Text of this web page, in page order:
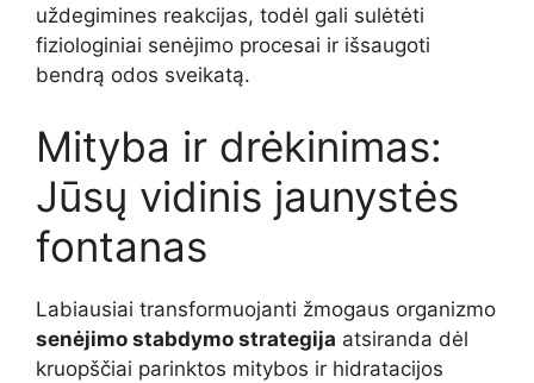
uždegimines reakcijas, todėl gali sulėtėti
fiziologiniai senėjimo procesai ir išsaugoti
bendrą odos sveikatą.
Mityba ir drėkinimas:
Jūsų vidinis jaunystės
fontanas
Labiausiai transformuojanti žmogaus organizmo
senėjimo stabdymo strategija atsiranda dėl
kruopščiai parinktos mitybos ir hidratacijos